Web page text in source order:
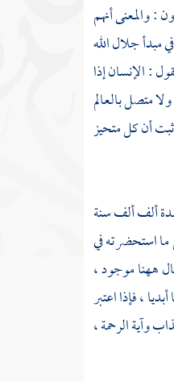
والمعنى أنهم
مبدأ جلال الله
: الإنسان إذا
متصل بالعالم
أن كل متحيز
ألف ألف سنة
استحضرته في
ههنا موجود ،
، فإذا اعتبر
وآية الرحمة ،